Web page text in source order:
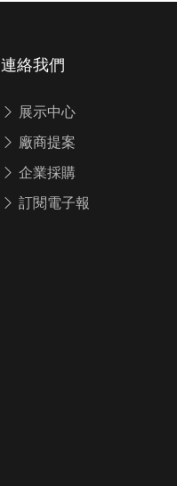
連絡我們
展示中心
廠商提案
企業採購
訂閱電子報